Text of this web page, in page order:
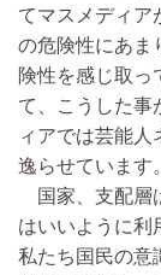
てマスメディア
の危険性にあま
険性を感じ取っ
て、こうした事
ィアでは芸能
逸らせています。
国家、支配層
はいいように利
私たち国民の意